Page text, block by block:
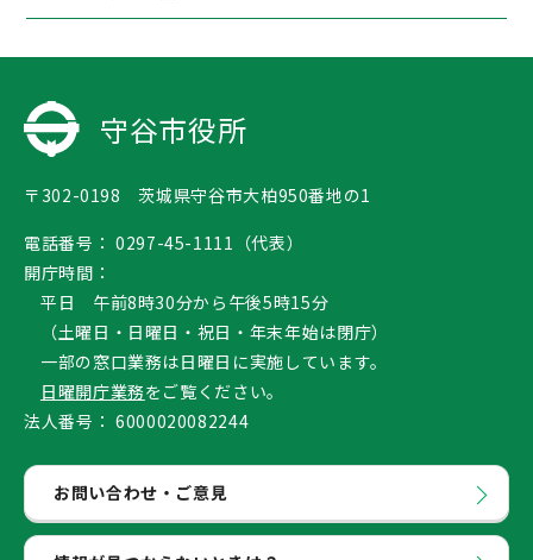
守谷市役所
〒302-0198 茨城県守谷市大柏950番地の1
電話番号： 0297-45-1111（代表）
開庁時間：
平日 午前8時30分から午後5時15分
（土曜日・日曜日・祝日・年末年始は閉庁）
一部の窓口業務は日曜日に実施しています。
日曜開庁業務をご覧ください。
法人番号： 6000020082244
お問い合わせ・ご意見